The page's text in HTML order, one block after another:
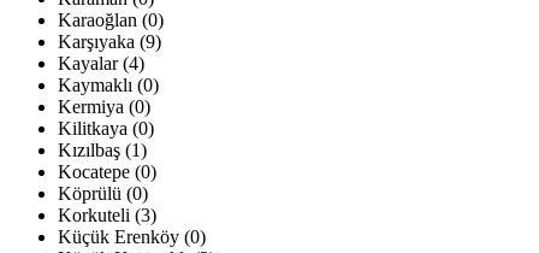
Karaoğlan (0)
Karşıyaka (9)
Kayalar (4)
Kaymaklı (0)
Kermiya (0)
Kilitkaya (0)
Kızılbaş (1)
Kocatepe (0)
Köprülü (0)
Korkuteli (3)
Küçük Erenköy (0)